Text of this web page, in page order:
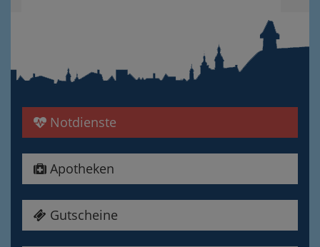
Notdienste
Apotheken
Gutscheine